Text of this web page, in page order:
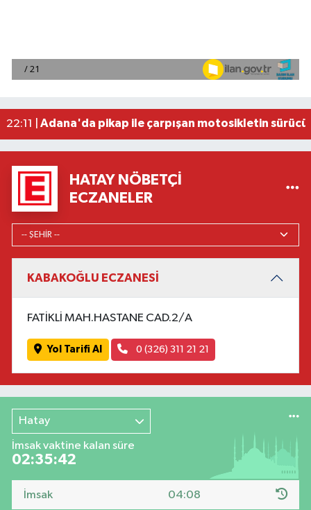
22:58 |
Hataylıların Beklediği Haber Geldi: TOKİ Konut
22:11 | Adana'da pikap ile çarpışan motosikletin
HATAY NÖBETÇI
ECZANELER
KABAKOĞLU ECZANESİ
FATİKLİ MAH.HASTANE CAD.2/A
Yol Tarifi Al 0 (326) 311 21 21
Hatay
İmsak vaktine kalan süre
02:35:41
İmsak 04:08